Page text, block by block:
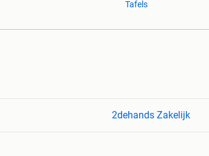
Tafels
2dehands Zakelijk